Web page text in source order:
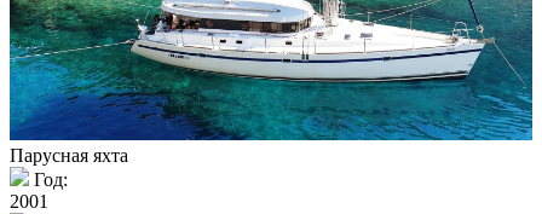
Парусная яхта
Год:
2001